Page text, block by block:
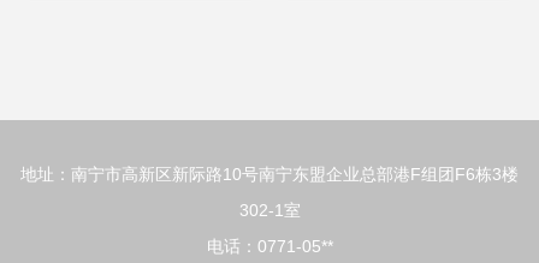
地址：南宁市高新区新际路10号南宁东盟企业总部港F组团F6栋3楼
302-1室
电话：0771-05**